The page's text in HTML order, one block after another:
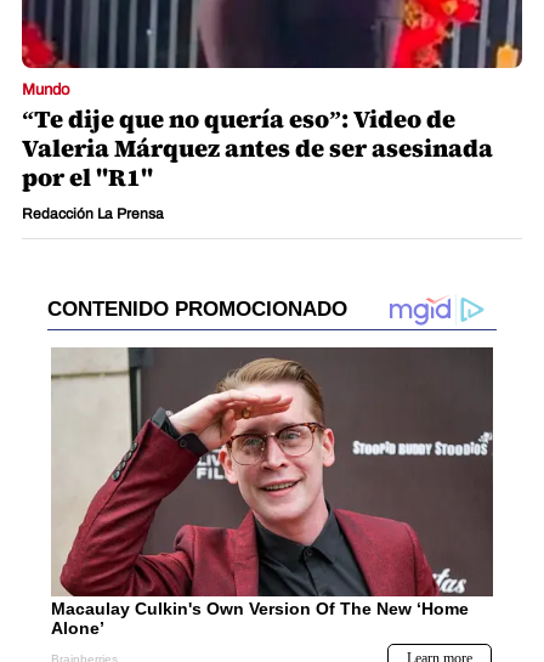
Mundo
“Te dije que no quería eso”: Video de
Valeria Márquez antes de ser asesinada
por el "R1"
Redacción La Prensa